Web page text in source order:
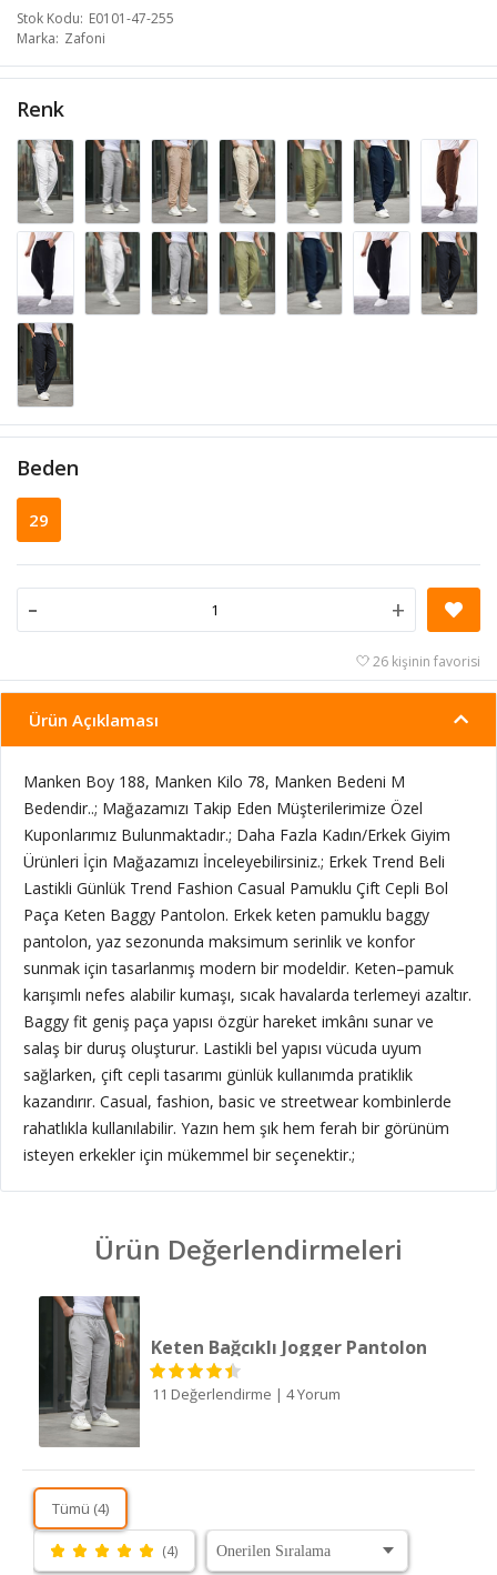
Stok Kodu E0101-47-255
Marka Zafoni
Renk
Beden
29
- +
26 kişinin favorisi
Ürün Açıklaması
Manken Boy 188, Manken Kilo 78, Manken Bedeni M
Bedendir..; Mağazamızı Takip Eden Müşterilerimize Özel
Kuponlarımız Bulunmaktadır.; Daha Fazla Kadın/Erkek Giyim
Ürünleri İçin Mağazamızı İnceleyebilirsiniz.; Erkek Trend Beli
Lastikli Günlük Trend Fashion Casual Pamuklu Çift Cepli Bol
Paça Keten Baggy Pantolon. Erkek keten pamuklu baggy
pantolon, yaz sezonunda maksimum serinlik ve konfor
sunmak için tasarlanmış modern bir modeldir. Keten–pamuk
karışımlı nefes alabilir kumaşı, sıcak havalarda terlemeyi azaltır.
Baggy fit geniş paça yapısı özgür hareket imkânı sunar ve
salaş bir duruş oluşturur. Lastikli bel yapısı vücuda uyum
sağlarken, çift cepli tasarımı günlük kullanımda pratiklik
kazandırır. Casual, fashion, basic ve streetwear kombinlerde
rahatlıkla kullanılabilir. Yazın hem şık hem ferah bir görünüm
isteyen erkekler için mükemmel bir seçenektir.;
Ürün Değerlendirmeleri
Keten Bağcıklı Jogger Pantolon
11 Değerlendirme | 4 Yorum
Tümü (4)
(4)